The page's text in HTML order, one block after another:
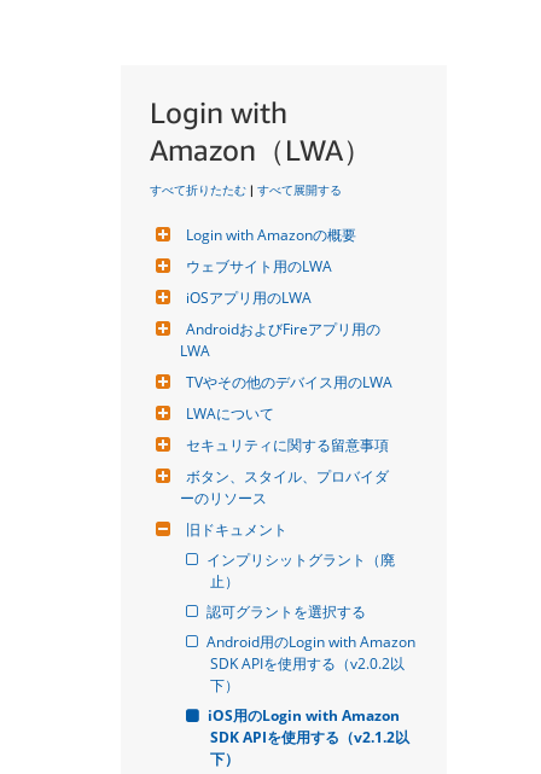
Login with
Amazon（LWA）
すべて折りたたむ | すべて展開する
Login with Amazonの概要
ウェブサイト用のLWA
iOSアプリ用のLWA
AndroidおよびFireアプリ用の
LWA
TVやその他のデバイス用のLWA
LWAについて
セキュリティに関する留意事項
ボタン、スタイル、プロバイダ
ーのリソース
旧ドキュメント
インプリシットグラント（廃
止）
認可グラントを選択する
Android用のLogin with Amazon
SDK APIを使用する（v2.0.2以
下）
iOS用のLogin with Amazon
SDK APIを使用する（v2.1.2以
下）